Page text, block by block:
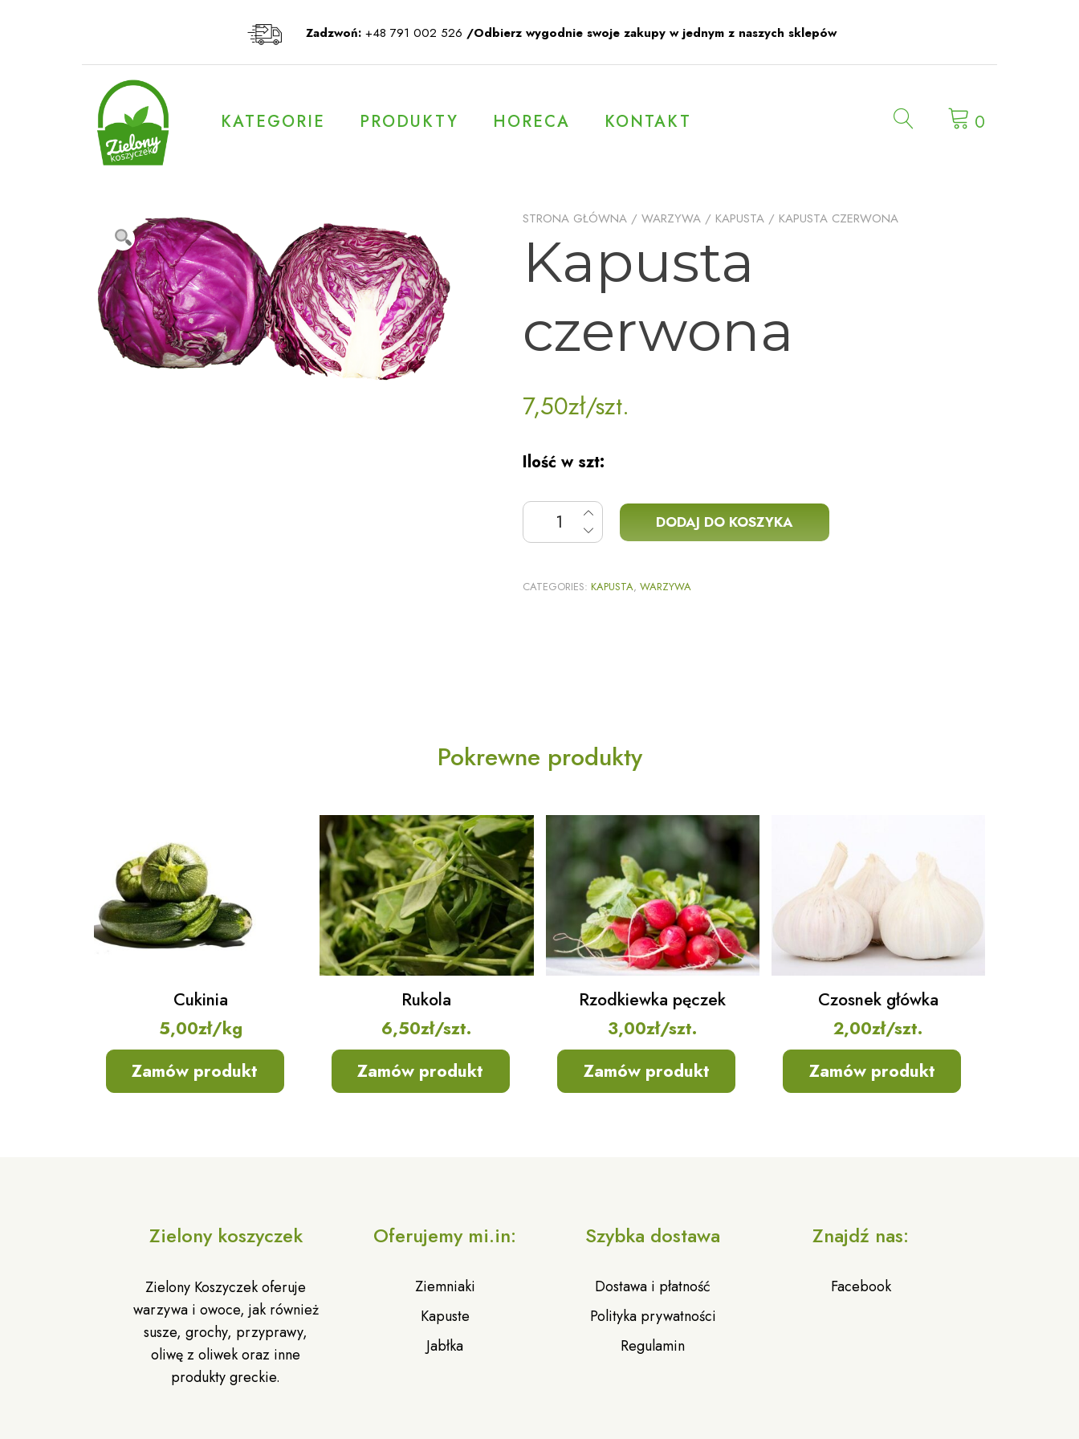
Zadzwoń: +48 791 002 526 /Odbierz wygodnie swoje zakupy w jednym z naszych sklepów
KATEGORIE PRODUKTY HORECA KONTAKT 0
STRONA GŁÓWNA / WARZYWA / KAPUSTA / KAPUSTA CZERWONA
Kapusta
czerwona
7,50zł/szt.
Ilość w szt:
ilość Kapusta czerwonaDODAJ DO KOSZYKA
CATEGORIES: KAPUSTA, WARZYWA
Pokrewne produkty
Cukinia
5,00zł/kg
Zamów produkt
Rukola
6,50zł/szt.
Zamów produkt
Rzodkiewka pęczek
3,00zł/szt.
Zamów produkt
Czosnek główka
2,00zł/szt.
Zamów produkt
Zielony koszyczek
Zielony Koszyczek oferuje
warzywa i owoce, jak również
susze, grochy, przyprawy,
oliwę z oliwek oraz inne
produkty greckie.
Oferujemy mi.in:
Ziemniaki
Kapuste
Jabłka
Szybka dostawa
Dostawa i płatność
Polityka prywatności
Regulamin
Znajdź nas:
Facebook